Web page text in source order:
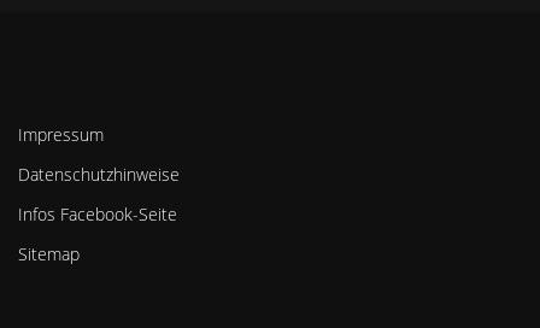
Impressum
Datenschutzhinweise
Infos Facebook-Seite
Sitemap